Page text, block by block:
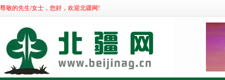
尊敬的先生/女士，您好，欢迎北疆网!